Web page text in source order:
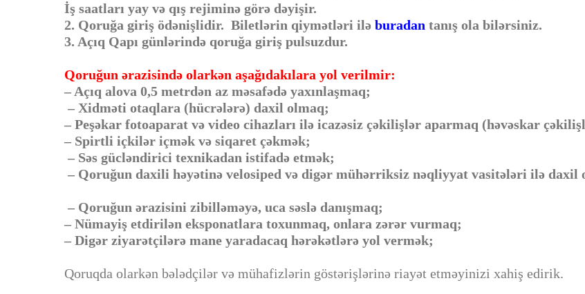
İş saatları yay və qış rejiminə görə dəyişir.
2. Qoruğa giriş ödənişlidir. Biletlərin qiymətləri ilə buradan tanış ola bilərsiniz.
3. Açıq Qapı günlərində qoruğa giriş pulsuzdur.
Qoruğun ərazisində olarkən aşağıdakılara yol verilmir:
– Açıq alova 0,5 metrdən az məsafədə yaxınlaşmaq;
– Xidməti otaqlara (hücrələrə) daxil olmaq;
– Peşəkar fotoaparat və video cihazları ilə icazəsiz çəkilişlər aparmaq (həvəskar
– Spirtli içkilər içmək və siqaret çəkmək;
– Səs gücləndirici texnikadan istifadə etmək;
– Qoruğun daxili həyətinə velosiped və digər mühərriksiz nəqliyyat vasitələri ilə daxil
– Qoruğun ərazisini zibilləməyə, uca səslə danışmaq;
– Nümayiş etdirilən eksponatlara toxunmaq, onlara zərər vurmaq;
– Digər ziyarətçilərə mane yaradacaq hərəkətlərə yol vermək;
Qoruqda olarkən bələdçilər və mühafizlərin göstərişlərinə riayət etməyinizi xahiş edirik.